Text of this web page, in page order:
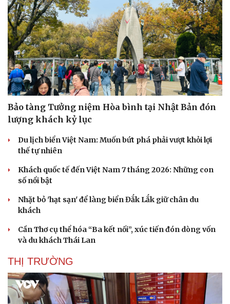
Sân khấu - Điện ảnh
Văn học
Âm nhạc
Di sản
Nghệ sĩ
Thời trang
Sao Việt
Bảo tàng Tưởng niệm Hòa bình tại Nhật Bản đón
lượng khách kỷ lục
Du lịch biển Việt Nam: Muốn bứt phá phải vượt khỏi lợi
thế tự nhiên
Khách quốc tế đến Việt Nam 7 tháng 2026: Những con
số nổi bật
Nhặt bỏ 'hạt sạn' để làng biển Đắk Lắk giữ chân du
khách
Cần Thơ cụ thể hóa “Ba kết nối”, xúc tiến đón dòng vốn
và du khách Thái Lan
THỊ TRƯỜNG